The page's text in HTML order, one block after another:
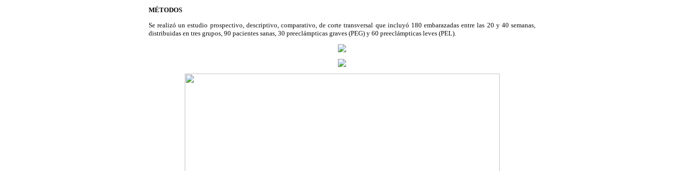
MÉTODOS
Se realizó un estudio prospectivo, descriptivo, comparativo, de corte transversal que incluyó 180 embarazadas entre las 20 y 40 semanas,
distribuidas en tres grupos, 90 pacientes sanas, 30 preeclámpticas graves (PEG) y 60 preeclámpticas leves (PEL).